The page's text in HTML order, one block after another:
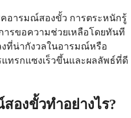
อารมณ์สองขั้ว การตระหนักรู้
รขอความช่วยเหลือโดยทันที
ที่น่ากังวลในอารมณ์หรือ
ทรกแซงเร็วขึ้นและผลลัพธ์ที่ดี
องขั้วทำอย่างไร?